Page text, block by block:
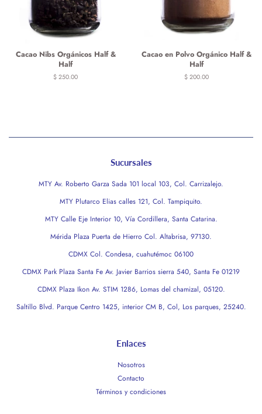
Cacao Nibs Orgánicos Half &
Half
Precio
$ 250.00
Cacao en Polvo Orgánico Half &
Half
Precio
$ 200.00
Sucursales
MTY Av. Roberto Garza Sada 101 local 103, Col. Carrizalejo.
MTY Plutarco Elias calles 121, Col. Tampiquito.
MTY Calle Eje Interior 10, Vía Cordillera, Santa Catarina.
Mérida Plaza Puerta de Hierro Col. Altabrisa, 97130.
CDMX Col. Condesa, cuahutémoc 06100
CDMX Park Plaza Santa Fe Av. Javier Barrios sierra 540, Santa Fe 01219
CDMX Plaza Ikon Av. STIM 1286, Lomas del chamizal, 05120.
Saltillo Blvd. Parque Centro 1425, interior CM B, Col, Los parques, 25240.
Enlaces
Nosotros
Contacto
Términos y condiciones